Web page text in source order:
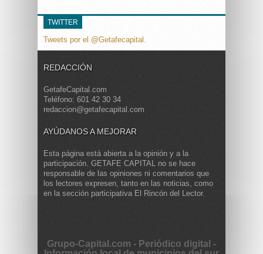
TWITTER
Tweets por el @Getafecapital.
REDACCIÓN
GetafeCapital.com
Teléfono: 601 42 30 34
redaccion@getafecapital.com
AYÚDANOS A MEJORAR
Esta página está abierta a la opinión y a la
participación. GETAFE CAPITAL no se hace
responsable de las opiniones ni comentarios que
los lectores expresen, tanto en las noticias, como
en la sección participativa El Rincón del Lector.
Grupo-Capital.com - Periódico digital -